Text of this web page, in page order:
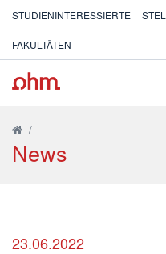
STUDIENINTERESSIERTE
FAKULTÄTEN
/
News
23.06.2022